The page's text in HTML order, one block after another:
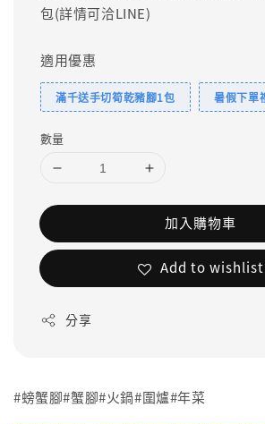
包(詳情可洽LINE)
適用優惠
滿千送手切筍乾豬腳1包 暑假下單
數量
加入購物車
Add to wishlist
分享
#螃蟹腳#蟹腳#火鍋#圍爐#年菜